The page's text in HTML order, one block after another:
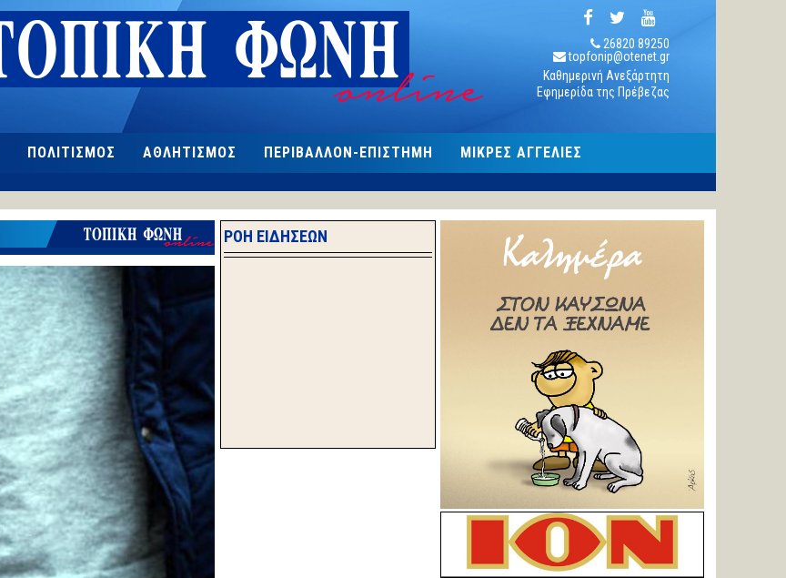
26820 89250
topfonip@otenet.gr
Καθημερινή Ανεξάρτητη
Εφημερίδα της Πρέβεζας
ΠΟΛΙΤΙΣΜΟΣ ΑΘΛΗΤΙΣΜΟΣ ΠΕΡΙΒΑΛΛΟΝ-ΕΠΙΣΤΗΜΗ
ΜΙΚΡΕΣ ΑΓΓΕΛΙΕΣ
ΡΟΗ ΕΙΔΗΣΕΩΝ